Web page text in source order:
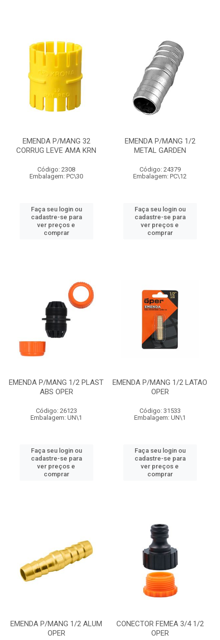
EMENDA P/MANG 32
CORRUG LEVE AMA KRN
Código: 2308
Embalagem: PC\30
Faça seu login ou
cadastre-se para
ver preços e
comprar
EMENDA P/MANG 1/2
METAL GARDEN
Código: 24379
Embalagem: PC\12
Faça seu login ou
cadastre-se para
ver preços e
comprar
EMENDA P/MANG 1/2 PLAST
ABS OPER
Código: 26123
Embalagem: UN\1
Faça seu login ou
cadastre-se para
ver preços e
comprar
EMENDA P/MANG 1/2 LATAO
OPER
Código: 31533
Embalagem: UN\1
Faça seu login ou
cadastre-se para
ver preços e
comprar
EMENDA P/MANG 1/2 ALUM
OPER
CONECTOR FEMEA 3/4 1/2
OPER